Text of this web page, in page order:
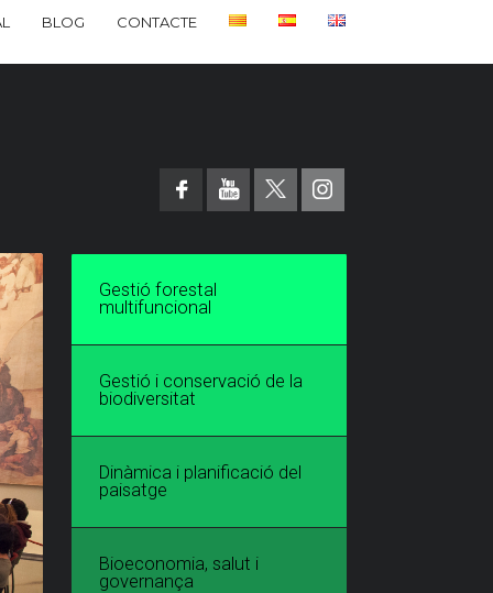
BLOG CONTACTE
Gestió forestal
multifuncional
Gestió i conservació de la
biodiversitat
Dinàmica i planificació del
paisatge
Bioeconomia, salut i
governança